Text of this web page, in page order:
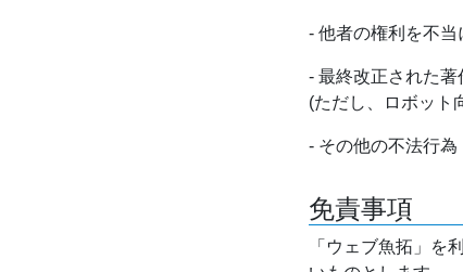
- 他者の権利を不当
- 最終改正された
(ただし、ロボット
- その他の不法行為
免責事項
「ウェブ魚拓」を